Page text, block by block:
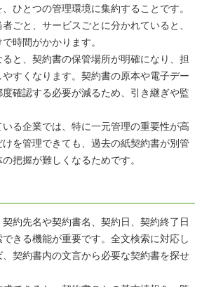
ひとつの管理環境に集約することです。
ごと、サービスごとに分かれていると、
時間がかかります。
と、契約書の保管場所が明確になり、担
すくなります。契約書の原本や電子デー
確認する必要が減るため、引き継ぎや監
る企業では、特に一元管理の重要性が高
を管理できても、過去の紙契約書が別管
把握が難しくなるためです。
約先名や契約書名、契約日、契約終了日
きる機能が重要です。全文検索に対応し
契約書内の文言から必要な契約書を探せ